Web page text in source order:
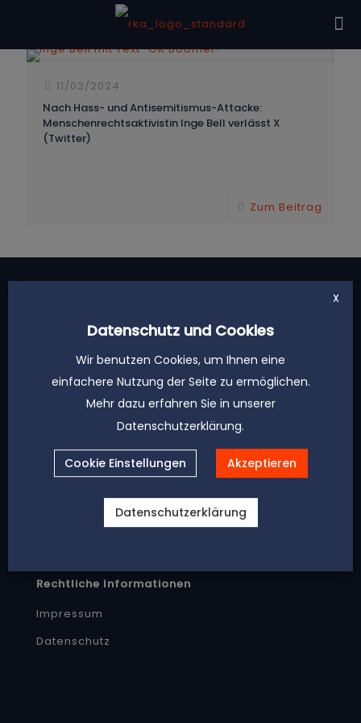
11/03/2024
Nach Hass- und Antisemitismus-Attacke:
Menschenrechtsaktivistin Inge Bell verlässt X
(Twitter)
Zum Beitrag
Kontakt
kontakt@rka.legal
Rechtliche Informationen
Impressum
Datenschutz
X
Datenschutz und Cookies
Wir benutzen Cookies, um Ihnen eine
einfachere Nutzung der Seite zu ermöglichen.
Mehr dazu erfahren Sie in unserer
Datenschutzerklärung.
Cookie Einstellungen Akzeptieren
Datenschutzerklärung